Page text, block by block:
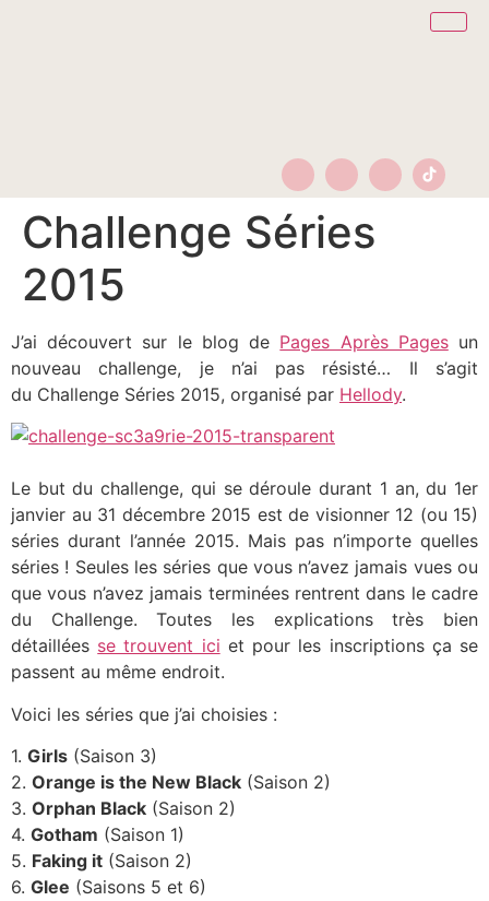
Challenge Séries
2015
J’ai découvert sur le blog de Pages Après Pagesun
nouveau challenge, je n’ai pas résisté… Il s’agit
du Challenge Séries 2015, organisé par Hellody.
Le but du challenge, qui se déroule durant 1 an, du 1er
janvier au 31 décembre 2015 est de visionner 12 (ou 15)
séries durant l’année 2015. Mais pas n’importe quelles
séries ! Seules les séries que vous n’avez jamais vues ou
que vous n’avez jamais terminées rentrent dans le cadre
du Challenge. Toutes les explications très bien
détaillées se trouvent ici et pour les inscriptions ça se
passent au même endroit.
Voici les séries que j’ai choisies :
1. Girls (Saison 3)
2. Orange is the New Black (Saison 2)
3. Orphan Black (Saison 2)
4. Gotham (Saison 1)
5. Faking it (Saison 2)
6. Glee (Saisons 5 et 6)